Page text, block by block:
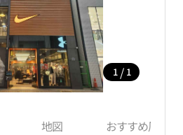
1 / 1
地図 おすすめ周辺